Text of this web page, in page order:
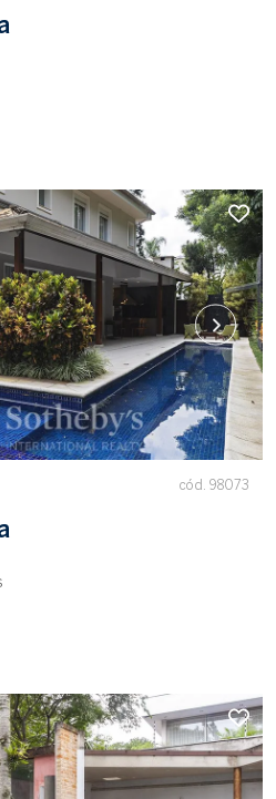
cód. 98073